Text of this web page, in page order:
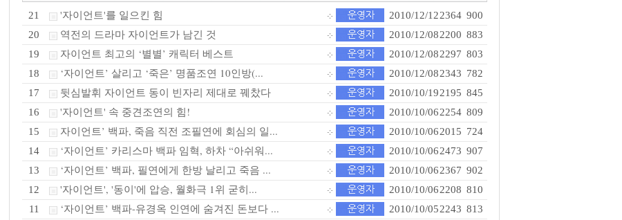
21 '자이언트'를 일으킨 힘 2010/12/122364 900
20
역전의 드라마 자이언트가 남긴 것 2010/12/082200 883
19
자이언트 최고의 ‘별별’ 캐릭터 베스트 2010/12/082297 803
18
‘자이언트’ 살리고 ‘죽은’ 명품조연 10인방(... 2010/12/082343 782
17
뒷심발휘 자이언트 동이 빈자리 제대로 꿰찼다 2010/10/192195 845
16
'자이언트' 속 중견조연의 힘! 2010/10/062254 809
15
자이언트’ 백파, 죽음 직전 조필연에 회심의 일... 2010/10/062015 724
14
‘자이언트’ 카리스마 백파 임혁, 하차 “아쉬워... 2010/10/062473 907
13
‘자이언트’ 백파, 필연에게 한방 날리고 죽음 ... 2010/10/062367 902
12
'자이언트', '동이'에 압승, 월화극 1위 굳히... 2010/10/062208 810
11
‘자이언트’ 백파-유경옥 인연에 숨겨진 돈보다 ... 2010/10/052243 813